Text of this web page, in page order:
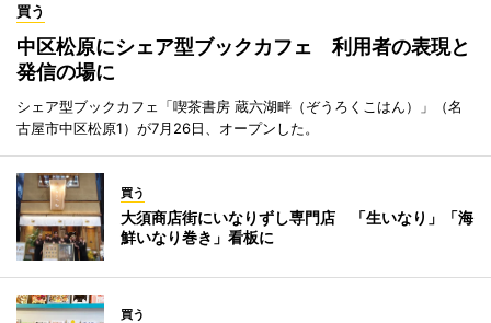
買う
中区松原にシェア型ブックカフェ 利用者の表現と
発信の場に
シェア型ブックカフェ「喫茶書房 蔵六湖畔（ぞうろくこはん）」（名
古屋市中区松原1）が7月26日、オープンした。
買う
大須商店街にいなりずし専門店 「生いなり」「海
鮮いなり巻き」看板に
買う